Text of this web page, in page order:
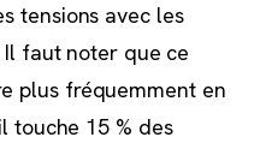
tensions avec les
Il faut noter que ce
plus fréquemment en
touche 15 % des